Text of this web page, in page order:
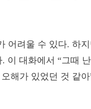
어려울 수 있다. 하
이 대화에서 “그때
해가 있었던 것 같